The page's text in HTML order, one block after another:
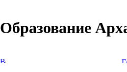
Образование